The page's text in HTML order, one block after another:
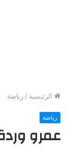
الرئيسية / رياضة
رياضة
عمرو